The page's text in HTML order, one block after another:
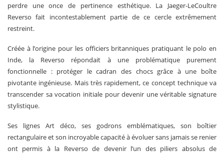
perdre une once de pertinence esthétique. La Jaeger-LeCoultre
Reverso fait incontestablement partie de ce cercle extrêmement
restreint.
Créée à l’origine pour les officiers britanniques pratiquant le polo en
Inde, la Reverso répondait à une problématique purement
fonctionnelle : protéger le cadran des chocs grâce à une boîte
pivotante ingénieuse. Mais très rapidement, ce concept technique va
transcender sa vocation initiale pour devenir une véritable signature
stylistique.
Ses lignes Art déco, ses godrons emblématiques, son boîtier
rectangulaire et son incroyable capacité à évoluer sans jamais se renier
ont permis à la Reverso de devenir l’un des piliers absolus de